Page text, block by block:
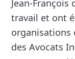
Jean-
travail et ont
organisations
des Avocats